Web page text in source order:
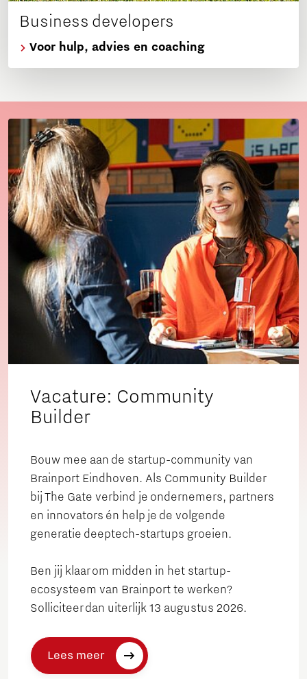
Business developers
Voor hulp, advies en coaching
Vacature: Community
Builder
Bouw mee aan de startup-community van
Brainport Eindhoven. Als Community Builder
bij The Gate verbind je ondernemers, partners
en innovators én help je de volgende
generatie deeptech-startups groeien.
Ben jij klaar om midden in het startup-
ecosysteem van Brainport te werken?
Solliciteer dan uiterlijk 13 augustus 2026.
Lees meer